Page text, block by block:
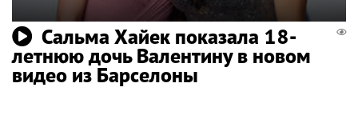
Сальма Хайек показала 18-
летнюю дочь Валентину в новом
видео из Барселоны